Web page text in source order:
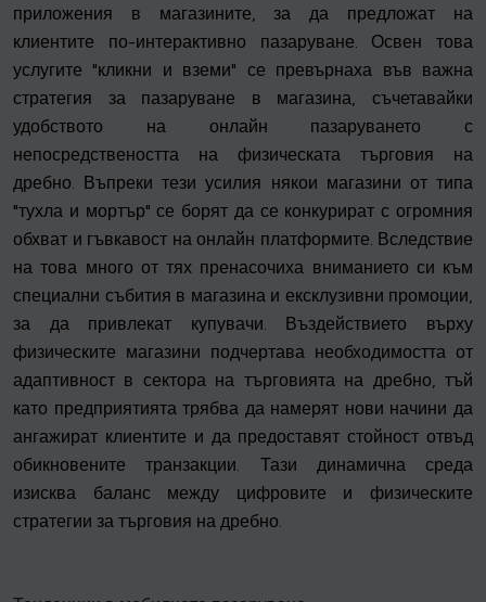
приложения в магазините, за да предложат на
клиентите по-интерактивно пазаруване. Освен това
услугите "кликни и вземи" се превърнаха във важна
стратегия за пазаруване в магазина, съчетавайки
удобството на онлайн пазаруването с
непосредствеността на физическата търговия на
дребно. Въпреки тези усилия някои магазини от типа
"тухла и мортър" се борят да се конкурират с огромния
обхват и гъвкавост на онлайн платформите. Вследствие
на това много от тях пренасочиха вниманието си към
специални събития в магазина и ексклузивни промоции,
за да привлекат купувачи. Въздействието върху
физическите магазини подчертава необходимостта от
адаптивност в сектора на търговията на дребно, тъй
като предприятията трябва да намерят нови начини да
ангажират клиентите и да предоставят стойност отвъд
обикновените транзакции. Тази динамична среда
изисква баланс между цифровите и физическите
стратегии за търговия на дребно.